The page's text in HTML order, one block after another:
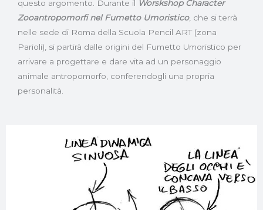
questo argomento. Durante il Worskshop Character
Zooantropomorfi nel Fumetto Umoristico, che si terrà
nelle sede di Roma della Scuola Pencil ART (zona
Parioli), si partirà dalle origini del Fumetto Umoristico per
arrivare a progettare e dare vita ad un personaggio
animale antropomorfo, conferendogli una propria
personalità.